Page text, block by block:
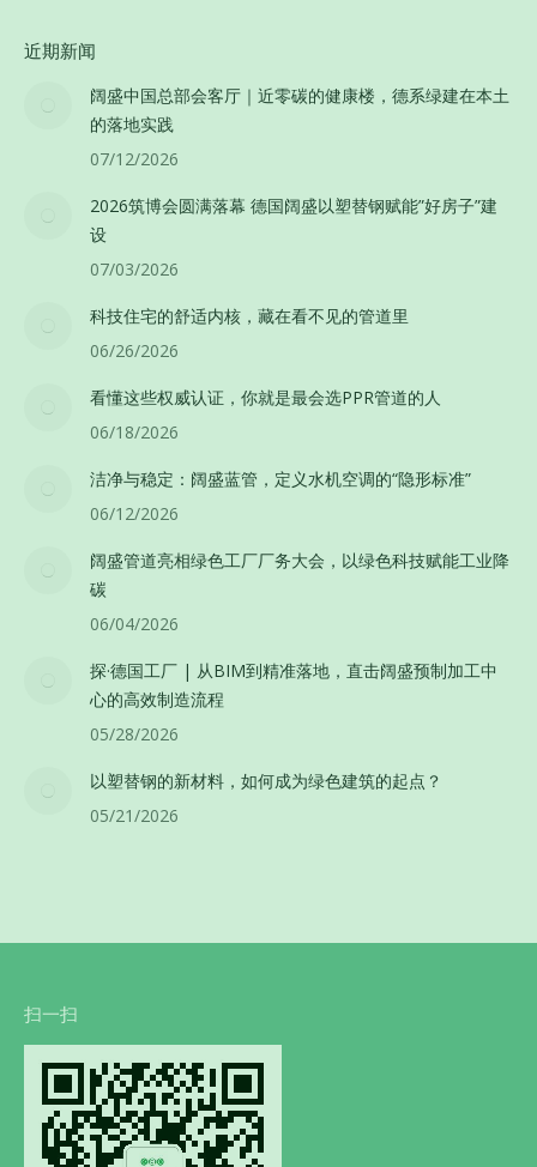
近期新闻
阔盛中国总部会客厅｜近零碳的健康楼，德系绿建在本土
的落地实践
07/12/2026
2026筑博会圆满落幕 德国阔盛以塑替钢赋能”好房子”建
设
07/03/2026
科技住宅的舒适内核，藏在看不见的管道里
06/26/2026
看懂这些权威认证，你就是最会选PPR管道的人
06/18/2026
洁净与稳定：阔盛蓝管，定义水机空调的“隐形标准”
06/12/2026
阔盛管道亮相绿色工厂厂务大会，以绿色科技赋能工业降
碳
06/04/2026
探·德国工厂 | 从BIM到精准落地，直击阔盛预制加工中
心的高效制造流程
05/28/2026
以塑替钢的新材料，如何成为绿色建筑的起点？
05/21/2026
扫一扫